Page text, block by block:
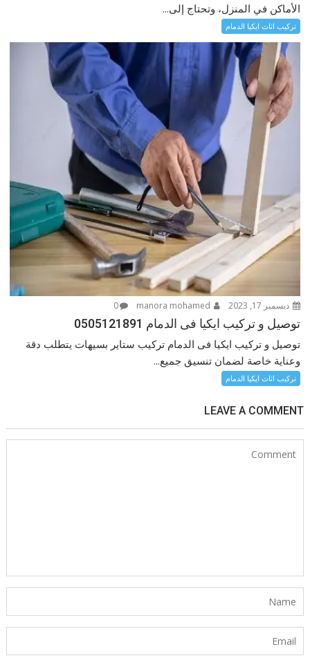
الأماكن في المنزل، وتحتاج إلى...
تركيب اثاث ايكيا الدمام
ديسمبر 17, 2023 0
توصيل و تركيب ايكيا فى الدمام 0505121891
توصيل و تركيب ايكيا فى الدمام تركيب ستاير بسيهات يتطلب دقة
وعناية خاصة لضمان تنسيق جميع...
تركيب اثاث ايكيا الدمام
LEAVE A COMMENT